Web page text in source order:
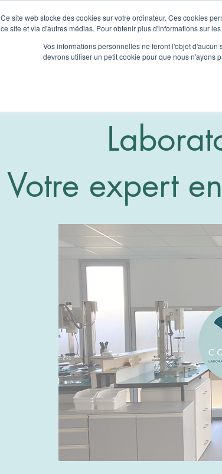
Ce site web stocke des cookies sur votre ordinateur. Ces cookies
ce site et via d'autres médias. Pour obtenir plus d'informations sur
Vos informations personnelles ne feront l'objet
devrons utiliser un petit cookie pour que nous n'ayons
Home
Votre expert